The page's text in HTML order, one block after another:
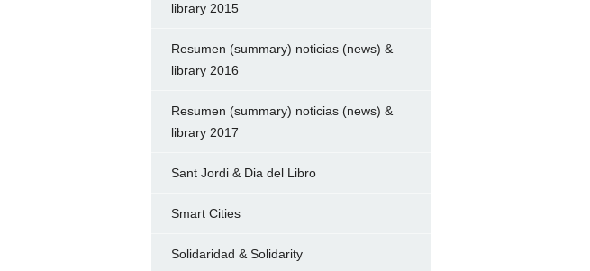
library 2015
Resumen (summary) noticias (news) &
library 2016
Resumen (summary) noticias (news) &
library 2017
Sant Jordi & Dia del Libro
Smart Cities
Solidaridad & Solidarity